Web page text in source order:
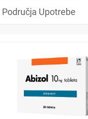
Područja Upotrebe